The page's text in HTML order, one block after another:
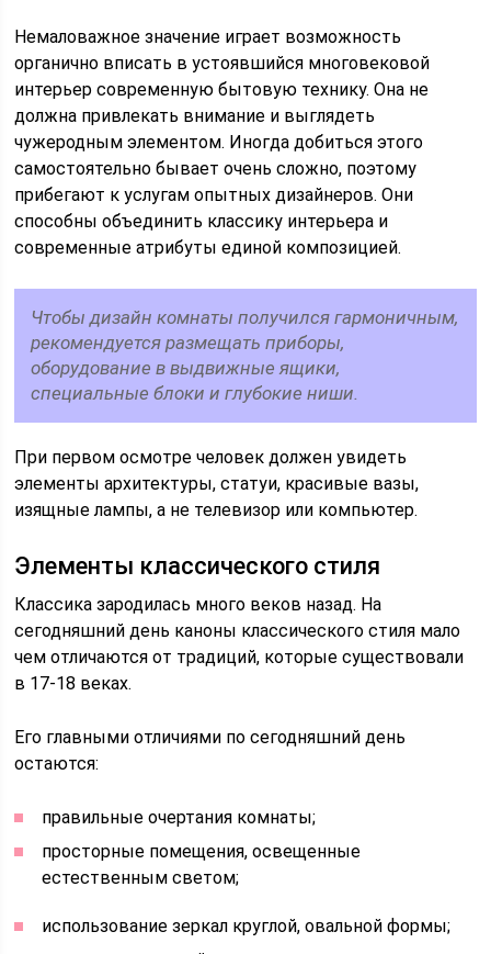
Немаловажное значение играет возможность
органично вписать в устоявшийся многовековой
интерьер современную бытовую технику. Она не
должна привлекать внимание и выглядеть
чужеродным элементом. Иногда добиться этого
самостоятельно бывает очень сложно, поэтому
прибегают к услугам опытных дизайнеров. Они
способны объединить классику интерьера и
современные атрибуты единой композицией.
Чтобы дизайн комнаты получился гармоничным,
рекомендуется размещать приборы,
оборудование в выдвижные ящики,
специальные блоки и глубокие ниши.
При первом осмотре человек должен увидеть
элементы архитектуры, статуи, красивые вазы,
изящные лампы, а не телевизор или компьютер.
Элементы классического стиля
Классика зародилась много веков назад. На
сегодняшний день каноны классического стиля мало
чем отличаются от традиций, которые существовали
в 17-18 веках.
Его главными отличиями по сегодняшний день
остаются:
правильные очертания комнаты;
просторные помещения, освещенные
естественным светом;
использование зеркал круглой, овальной формы;